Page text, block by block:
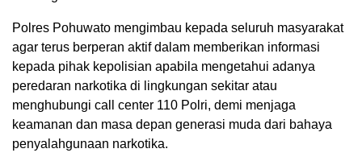
Polres Pohuwato mengimbau kepada seluruh masyarakat
agar terus berperan aktif dalam memberikan informasi
kepada pihak kepolisian apabila mengetahui adanya
peredaran narkotika di lingkungan sekitar atau
menghubungi call center 110 Polri, demi menjaga
keamanan dan masa depan generasi muda dari bahaya
penyalahgunaan narkotika.